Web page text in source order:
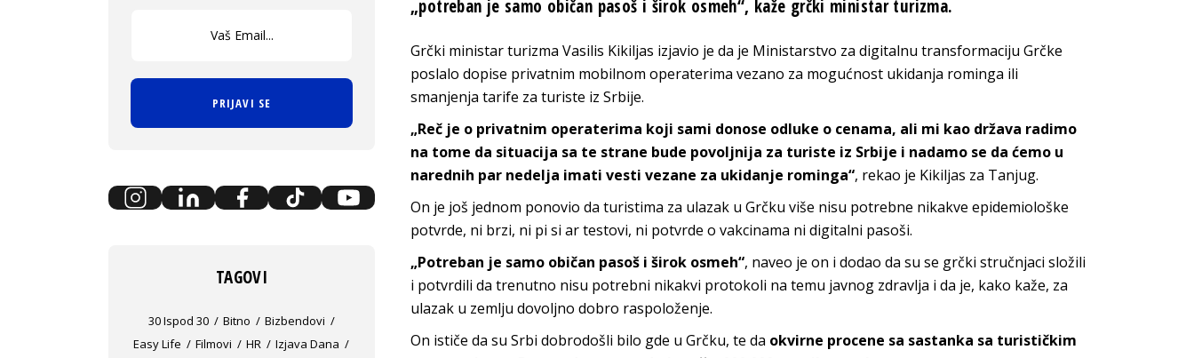
„potreban je samo običan pasoš i širok osmeh“, kaže grčki ministar turizma.
Grčki ministar turizma Vasilis Kikiljas izjavio je da je Ministarstvo za digitalnu transformaciju Grčke
poslalo dopise privatnim mobilnom operaterima vezano za mogućnost ukidanja rominga ili
smanjenja tarife za turiste iz Srbije.
„Reč je o privatnim operaterima koji sami donose odluke o cenama, ali mi kao država radimo
na tome da situacija sa te strane bude povoljnija za turiste iz Srbije i nadamo se da ćemo u
narednih par nedelja imati vesti vezane za ukidanje rominga“, rekao je Kikiljas za Tanjug.
On je još jednom ponovio da turistima za ulazak u Grčku više nisu potrebne nikakve epidemiološke
potvrde, ni brzi, ni pi si ar testovi, ni potvrde o vakcinama ni digitalni pasoši.
„Potreban je samo običan pasoš i širok osmeh“, naveo je on i dodao da su se grčki stručnjaci složili
i potvrdili da trenutno nisu potrebni nikakvi protokoli na temu javnog zdravlja i da je, kako kaže, za
ulazak u zemlju dovoljno dobro raspoloženje.
On ističe da su Srbi dobrodošli bilo gde u Grčku, te da okvirne procene sa sastanka sa turističkim
PRIJAVI SE
TAGOVI
30 Ispod 30 Bitno
Bizbendovi
Easy Life
Filmovi HR
Izjava Dana